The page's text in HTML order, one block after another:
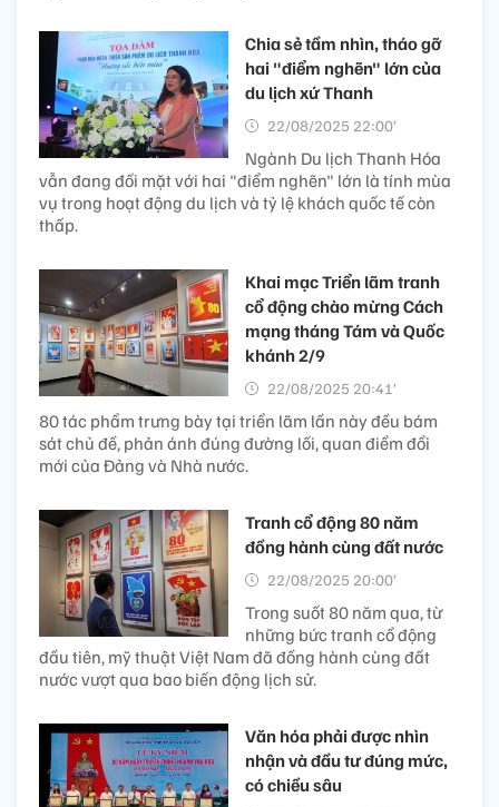
Chia sẻ tầm nhìn, tháo gỡ
hai "điểm nghẽn" lớn của
du lịch xứ Thanh
22/08/2025 22:00’
Ngành Du lịch Thanh Hóa
vẫn đang đối mặt với hai "điểm nghẽn" lớn là tính mùa
vụ trong hoạt động du lịch và tỷ lệ khách quốc tế còn
thấp.
Khai mạc Triển lãm tranh
cổ động chào mừng Cách
mạng tháng Tám và Quốc
khánh 2/9
22/08/2025 20:41’
80 tác phẩm trưng bày tại triển lãm lần này đều bám
sát chủ đề, phản ánh đúng đường lối, quan điểm đổi
mới của Đảng và Nhà nước.
Tranh cổ động 80 năm
đồng hành cùng đất nước
22/08/2025 20:00’
Trong suốt 80 năm qua, từ
những bức tranh cổ động
đầu tiên, mỹ thuật Việt Nam đã đồng hành cùng đất
nước vượt qua bao biến động lịch sử.
Văn hóa phải được nhìn
nhận và đầu tư đúng mức,
có chiều sâu